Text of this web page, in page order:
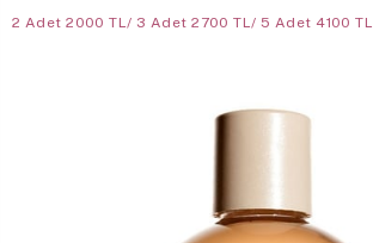
2 Adet 2000 TL/ 3 Adet 2700 TL/ 5 Adet 4100 TL